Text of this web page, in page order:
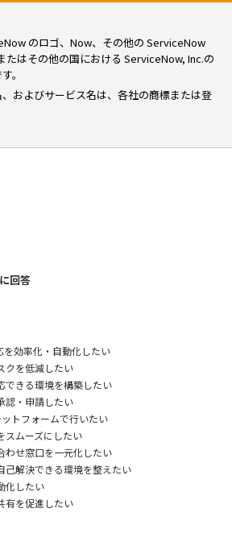
のロゴ、Now、その他の ServiceNow
たはその他の国における ServiceNow, Inc.の
。
およびサービス名は、各社の商標または登
回答
効率化・自動化したい
クを低減したい
できる環境を構築したい
認・申請したい
トフォームで行いたい
スムーズにしたい
わせ窓口を一元化したい
己解決できる環境を整えたい
化したい
有を促進したい